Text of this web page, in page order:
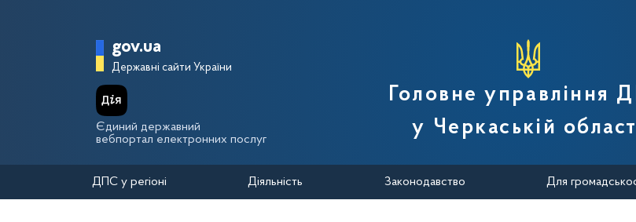
Головна сторінка Державної податкової служби
gov.ua
Державні сайти України
Єдиний державний
вебпортал електронних послуг
Головне управління
у Черкаській
ДПС у регіоні Діяльність Законодавство Для